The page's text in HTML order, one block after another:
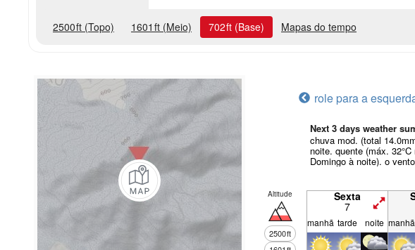
2500ft (Topo) 1601 ft (Meio) 702ft (Base) Mapas do tempo
role para a
Next 3 days weather
chuva mod. (total
noite. quente (máx.
Domingo à noite). o
Altitude
2500ft
Sexta
7
manhã tarde noite manhã